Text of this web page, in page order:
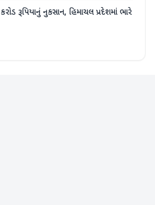
રૂપિયાનું નુકસાન, હિમાચલ પ્રદેશમાં ભારે